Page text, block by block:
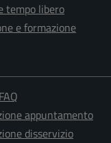
tempo libero
e formazione
appuntamento
disservizio